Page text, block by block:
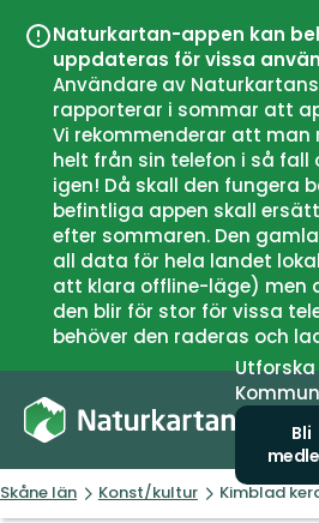
Naturkartan-appen kan
uppdateras för vissa
Användare av
rapporterar i sommar att
Vi rekommenderar att man
helt från sin telefon i så fall
igen! Då skall den fungera
befintliga appen skall
efter sommaren. Den
all data för hela landet
att klara offline-läge) men
den blir för stor för vissa
behöver den raderas och
Utforska
Bli
Skåne län Konst/kultur Kimblad